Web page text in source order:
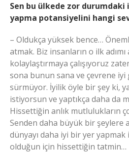
Sen bu ülkede zor
yapma potansiyelini hangi
– Oldukça yüksek bence…
atmak. Biz insanların o ilk adımı
kolaylaştırmaya çalışıyoruz
sona bunun sana ve çevrene
sürmüyor. İyilik öyle bir şey ki,
istiyorsun ve yaptıkça daha da
Hissettiğin anlık mutlulukların
Senden daha büyük bir şeylere
dünyayı daha iyi bir yer
olduğun için hissettiğin tatmin…